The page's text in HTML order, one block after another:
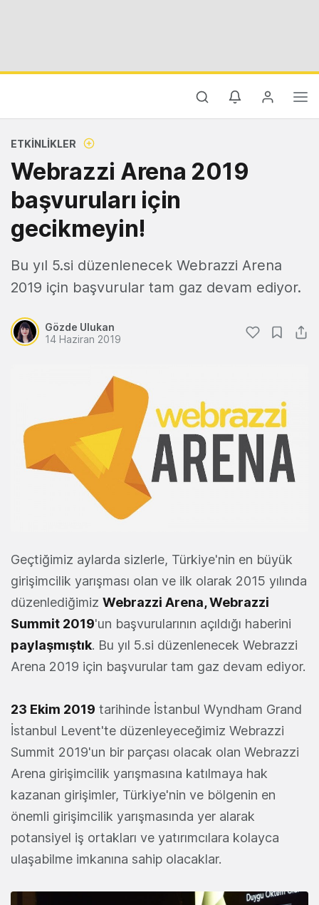
ETKINLIKLER
Webrazzi Arena 2019
başvuruları için
gecikmeyin!
Bu yıl 5.si düzenlenecek Webrazzi Arena
2019 için başvurular tam gaz devam ediyor.
Gözde Ulukan
14 Haziran 2019
Geçtiğimiz aylarda sizlerle, Türkiye'nin en büyük
girişimcilik yarışması olan ve ilk olarak 2015 yılında
düzenlediğimiz Webrazzi Arena, Webrazzi
Summit 2019'un başvurularının açıldığı haberini
paylaşmıştık. Bu yıl 5.si düzenlenecek Webrazzi
Arena 2019 için başvurular tam gaz devam ediyor.
23 Ekim 2019 tarihinde İstanbul Wyndham Grand
İstanbul Levent'te düzenleyeceğimiz Webrazzi
Summit 2019'un bir parçası olacak olan Webrazzi
Arena girişimcilik yarışmasına katılmaya hak
kazanan girişimler, Türkiye'nin ve bölgenin en
önemli girişimcilik yarışmasında yer alarak
potansiyel iş ortakları ve yatırımcılara kolayca
ulaşabilme imkanına sahip olacaklar.